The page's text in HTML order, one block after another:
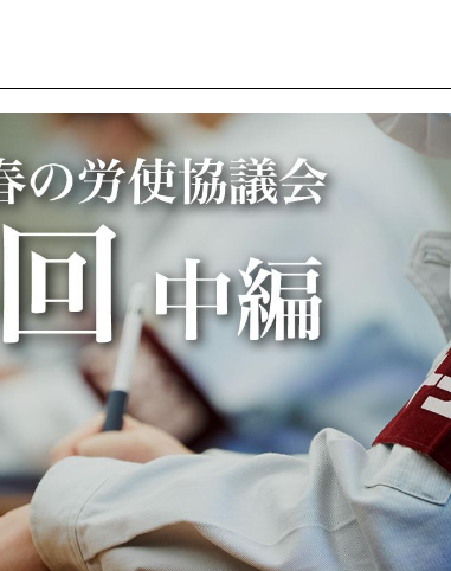
水素エンジン BEV
水素 Woven City
トヨ
トヨ
トヨ
トヨ
SDGs